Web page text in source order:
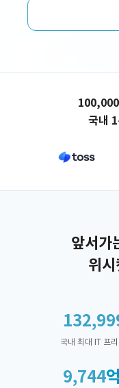
국내
앞서가
위
국내 최대 IT 프
9,744